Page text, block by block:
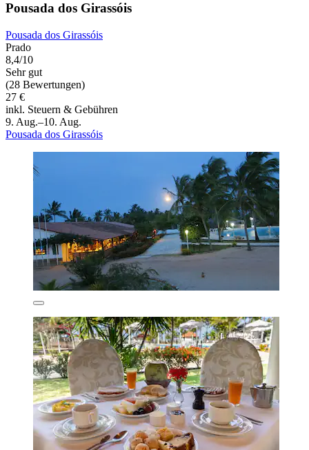
Pousada dos Girassóis
Pousada dos Girassóis
Prado
8,4/10
Sehr gut
(28 Bewertungen)
27 €
inkl. Steuern & Gebühren
9. Aug.–10. Aug.
Pousada dos Girassóis